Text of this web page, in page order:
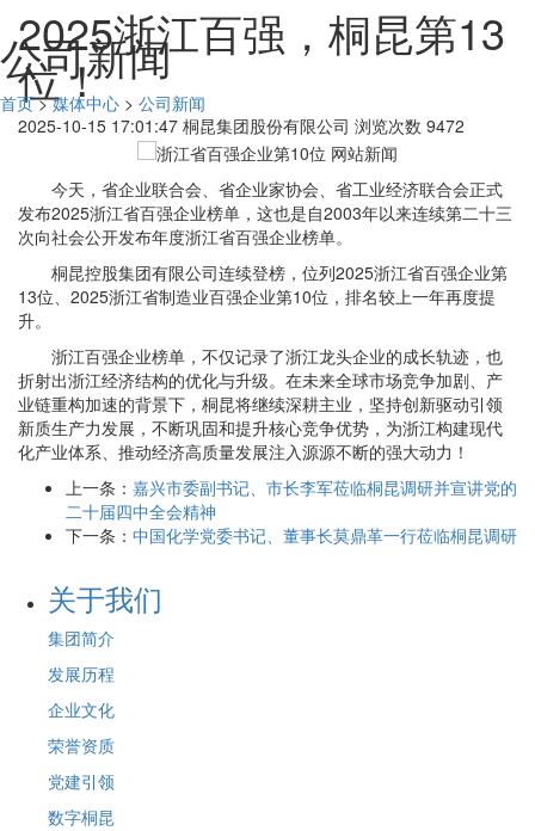
公司新闻
首页>媒体中心 > 公司新闻
2025浙江百强，桐昆第13
位！
2025-10-15 17:01:47 桐昆集团股份有限公司 浏览次数 9472
今天，省企业联合会、省企业家协会、省工业经济联合会正式
发布2025浙江省百强企业榜单，这也是自2003年以来连续第二十三
次向社会公开发布年度浙江省百强企业榜单。
桐昆控股集团有限公司连续登榜，位列2025浙江省百强企业第
13位、2025浙江省制造业百强企业第10位，排名较上一年再度提
升。
浙江百强企业榜单，不仅记录了浙江龙头企业的成长轨迹，也
折射出浙江经济结构的优化与升级。在未来全球市场竞争加剧、产
业链重构加速的背景下，桐昆将继续深耕主业，坚持创新驱动引领
新质生产力发展，不断巩固和提升核心竞争优势，为浙江构建现代
化产业体系、推动经济高质量发展注入源源不断的强大动力！
上一条： 嘉兴市委副书记、市长李军莅临桐昆调研并宣讲党的
二十届四中全会精神
下一条： 中国化学党委书记、董事长莫鼎革一行莅临桐昆调研
关于我们
集团简介
发展历程
企业文化
荣誉资质
党建引领
数字桐昆